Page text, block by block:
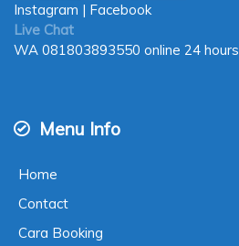
Instagram | Facebook
Live Chat
WA 081803893550 online 24 hours
Menu Info
Home
Contact
Cara Booking